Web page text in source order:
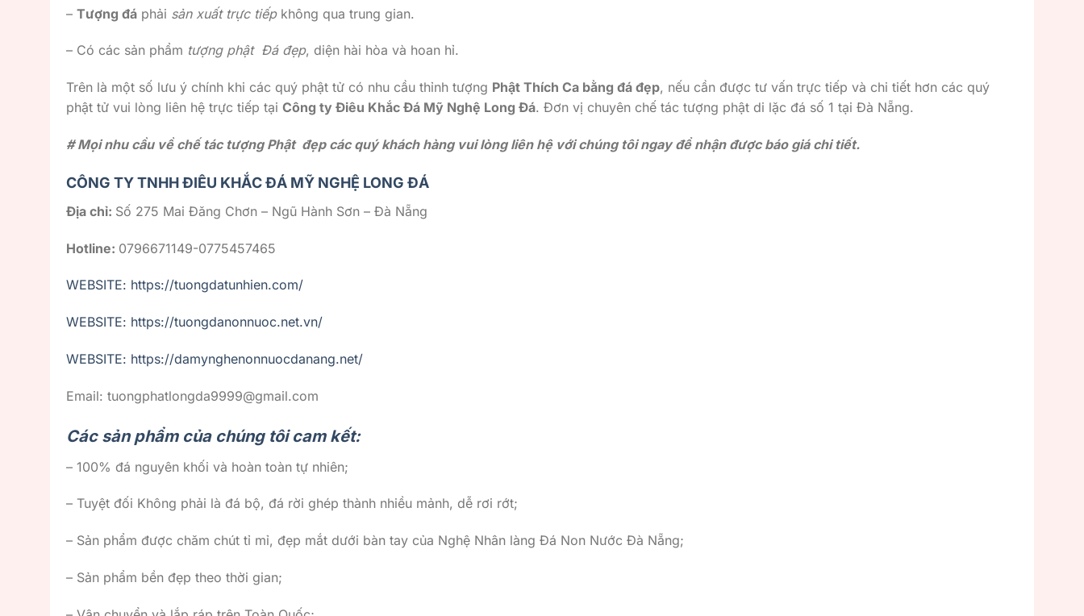
– Tượng đá phải sản xuất trực tiếpkhông qua trung gian.
– Có các sản phẩm tượng phật Đá đẹp, diện hài hòa và hoan hỉ.
Trên là một số lưu ý chính khi các quý phật tử có nhu cầu thỉnh tượng Phật Thích Ca bằng đá đẹp, nếu cần được tư vấn trực tiếp và chi tiết hơn các quý
phật tử vui lòng liên hệ trực tiếp tại Công ty Điêu Khắc Đá Mỹ Nghệ Long Đá. Đơn vị chuyên chế tác tượng phật di lặc đá số 1 tại Đà Nẵng.
# Mọi nhu cầu về chế tác tượng Phật đẹp các quý khách hàng vui lòng liên hệ với chúng tôi ngay để nhận được báo giá chi tiết.
CÔNG TY TNHH ĐIÊU KHẮC ĐÁ MỸ NGHỆ LONG ĐÁ
Địa chỉ: Số 275 Mai Đăng Chơn – Ngũ Hành Sơn – Đà Nẵng
Hotline: 0796671149-0775457465
WEBSITE: https://tuongdatunhien.com/
WEBSITE: https://tuongdanonnuoc.net.vn/
WEBSITE: https://damynghenonnuocdanang.net/
Email: tuongphatlongda9999@gmail.com
Các sản phẩm của chúng tôi cam kết:
– 100% đá nguyên khối và hoàn toàn tự nhiên;
– Tuyệt đối Không phải là đá bộ, đá rời ghép thành nhiều mảnh, dễ rơi rớt;
– Sản phẩm được chăm chút tỉ mỉ, đẹp mắt dưới bàn tay của Nghệ Nhân làng Đá Non Nước Đà Nẵng;
– Sản phẩm bền đẹp theo thời gian;